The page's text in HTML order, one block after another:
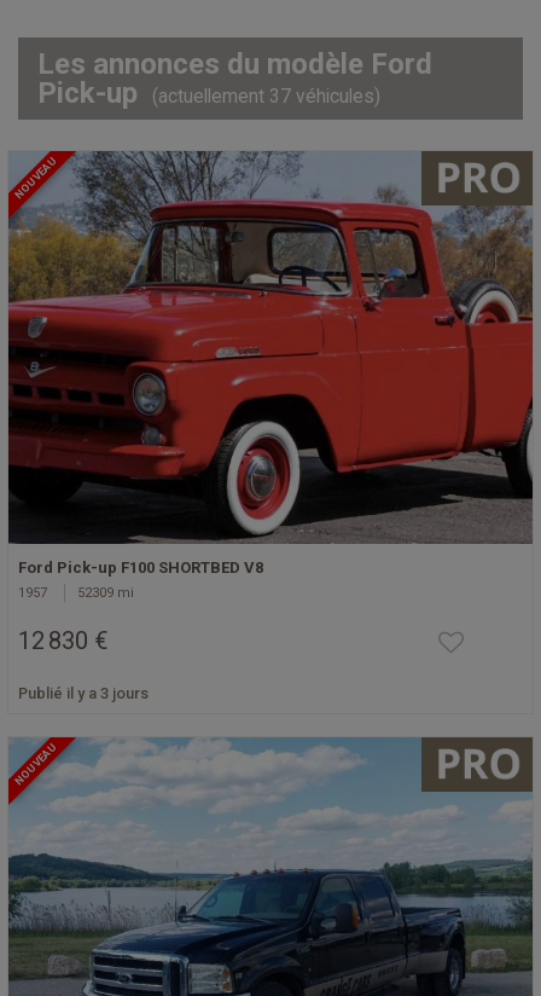
Les annonces du modèle Ford
Pick-up
(actuellement 37 véhicules)
NOUVEAU
Ford Pick-up F100 SHORTBED V8
1957 52309 mi
12 830 €
Publié il y a 3 jours
NOUVEAU